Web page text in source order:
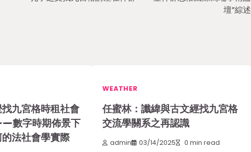
壇”綜述
九宮格時租社會
數字時期佈景下
法社會學實際
WEATHER
任蜜林：讖緯與古文經找九宮格
交流學關系之再認識
admin 03/14/2025 0 min read